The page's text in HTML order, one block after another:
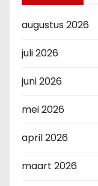
augustus 2026
juli 2026
juni 2026
mei 2026
april 2026
maart 2026